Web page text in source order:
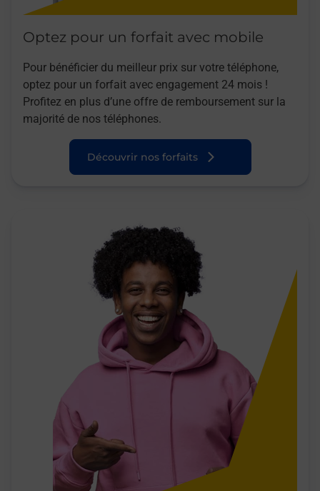
Optez pour un forfait avec mobile
Pour bénéficier du meilleur prix sur votre téléphone,
optez pour un forfait avec engagement 24 mois !
Profitez en plus d’une offre de remboursement sur la
majorité de nos téléphones.
Découvrir nos forfaits